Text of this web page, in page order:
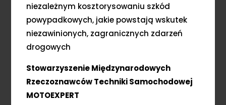
niezależnym kosztorysowaniu szkód
powypadkowych, jakie powstają wskutek
niezawinionych, zagranicznych zdarzeń
drogowych
Stowarzyszenie Międzynarodowych
Rzeczoznawców Techniki Samochodowej
MOTOEXPERT